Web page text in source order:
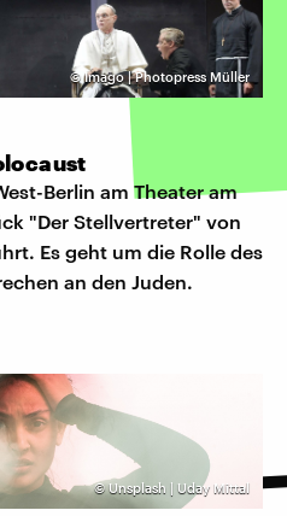
©Imago | Photopress Müller
Berlin am Theater am
"Der Stellvertreter" von
Es geht um die Rolle des
an den Juden.
©Unsplash | Uday Mittal